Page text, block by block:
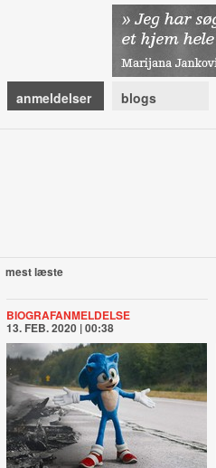
anmeldelser blogs
mest læste
BIOGRAFANMELDELSE
13. FEB. 2020 | 00:38